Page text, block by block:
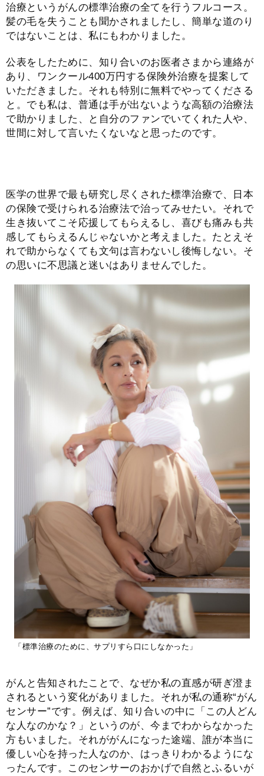
治療というがんの標準治療の全てを行うフルコース。
髪の毛を失うことも聞かされましたし、簡単な道のり
ではないことは、私にもわかりました。
公表をしたために、知り合いのお医者さまから連絡が
あり、ワンクール400万円する保険外治療を提案して
いただきました。それも特別に無料でやってくださる
と。でも私は、普通は手が出ないような高額の治療法
で助かりました、と自分のファンでいてくれた人や、
世間に対して言いたくないなと思ったのです。
医学の世界で最も研究し尽くされた標準治療で、日本
の保険で受けられる治療法で治ってみせたい。それで
生き抜いてこそ応援してもらえるし、喜びも痛みも共
感してもらえるんじゃないかと考えました。たとえそ
れで助からなくても文句は言わないし後悔しない。そ
の思いに不思議と迷いはありませんでした。
「標準治療のために、サプリすら口にしなかった」
がんと告知されたことで、なぜか私の直感が研ぎ澄ま
されるという変化がありました。それが私の通称“がん
センサー”です。例えば、知り合いの中に「この人どん
な人なのかな？」というのが、今までわからなかった
方もいました。それががんになった途端、誰が本当に
優しい心を持った人なのか、はっきりわかるようにな
ったんです。このセンサーのおかげで自然とふるいが